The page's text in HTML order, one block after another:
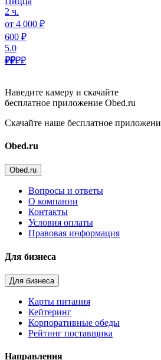
2 ч.
от 4 000 ₽
600 ₽
5.0
₽₽₽₽
Наведите камеру и скачайте
бесплатное приложение Obed.ru
Скачайте наше бесплатное
Obed.ru
Obed.ru
Вопросы и ответы
О компании
Контакты
Условия оплаты
Правовая информация
Для бизнеса
Для бизнеса
Карты питания
Кейтеринг
Корпоративные обеды
Рейтинг поставщика
Направления